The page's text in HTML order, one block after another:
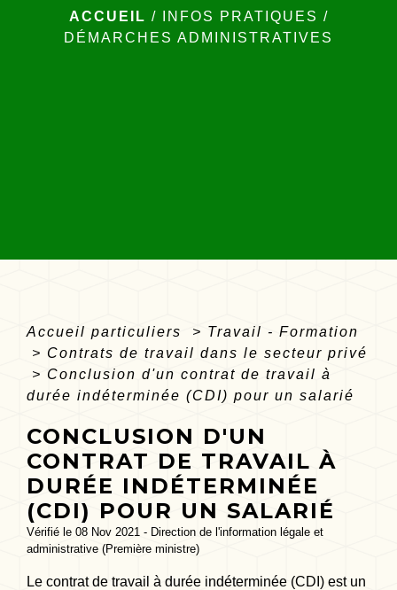
ACCUEIL / INFOS PRATIQUES /
DÉMARCHES ADMINISTRATIVES
Accueil particuliers > Travail - Formation
> Contrats de travail dans le secteur privé
> Conclusion d'un contrat de travail à
durée indéterminée (CDI) pour un salarié
CONCLUSION D'UN
CONTRAT DE TRAVAIL À
DURÉE INDÉTERMINÉE
(CDI) POUR UN SALARIÉ
Vérifié le 08 Nov 2021 - Direction de l'information légale et
administrative (Première ministre)
Le contrat de travail à durée indéterminée (CDI) est un